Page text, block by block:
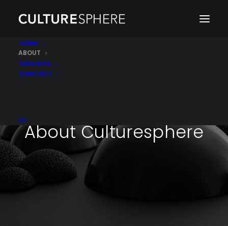
HOME
ABOUT
SERVICES
CONTACT
About Culturesphere